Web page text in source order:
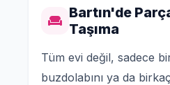
Bartın'de
Taşıma
Tüm evi değil, sadece
buzdolabını ya da